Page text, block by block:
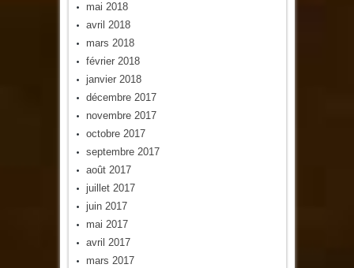
mai 2018
avril 2018
mars 2018
février 2018
janvier 2018
décembre 2017
novembre 2017
octobre 2017
septembre 2017
août 2017
juillet 2017
juin 2017
mai 2017
avril 2017
mars 2017